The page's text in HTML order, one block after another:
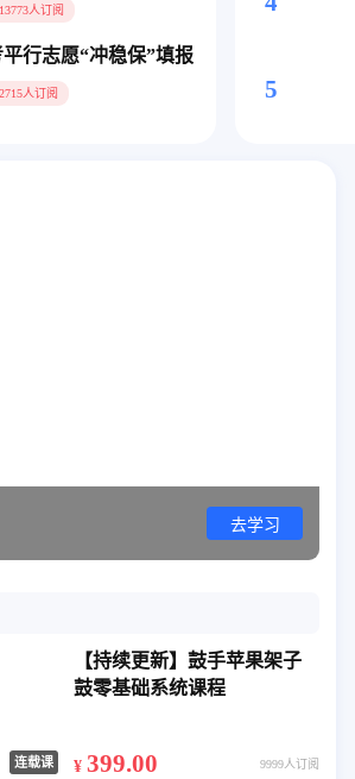
13773人订阅
行志愿“冲稳保”填报指南
2715人订阅 5
去学习
连载课
【持续更新】鼓手苹果架子
鼓零基础系统课程
¥ 399.00 9999人订阅